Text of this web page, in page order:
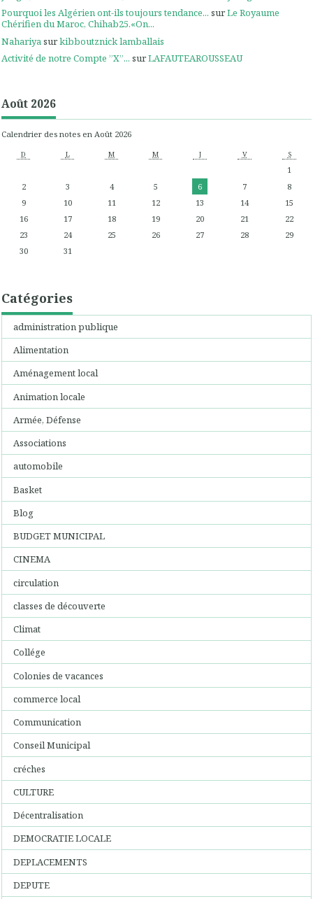
Pourquoi les Algérien ont-ils toujours tendance... surLe Royaume
Chérifien du Maroc, Chihab25.«On...
Nahariya surkibboutznick lamballais
Activité de notre Compte ”X”... surLAFAUTEAROUSSEAU
Août 2026
Calendrier des notes en Août 2026
D L M M J V S
1
2
3 4 5 6 7
8
9
10 11 12 13 14
15
16
17 18 19 20 21
22
23
24 25 26 27 28
29
30
31
Catégories
administration publique
Alimentation
Aménagement local
Animation locale
Armée, Défense
Associations
automobile
Basket
Blog
BUDGET MUNICIPAL
CINEMA
circulation
classes de découverte
Climat
Collége
Colonies de vacances
commerce local
Communication
Conseil Municipal
créches
CULTURE
Décentralisation
DEMOCRATIE LOCALE
DEPLACEMENTS
DEPUTE